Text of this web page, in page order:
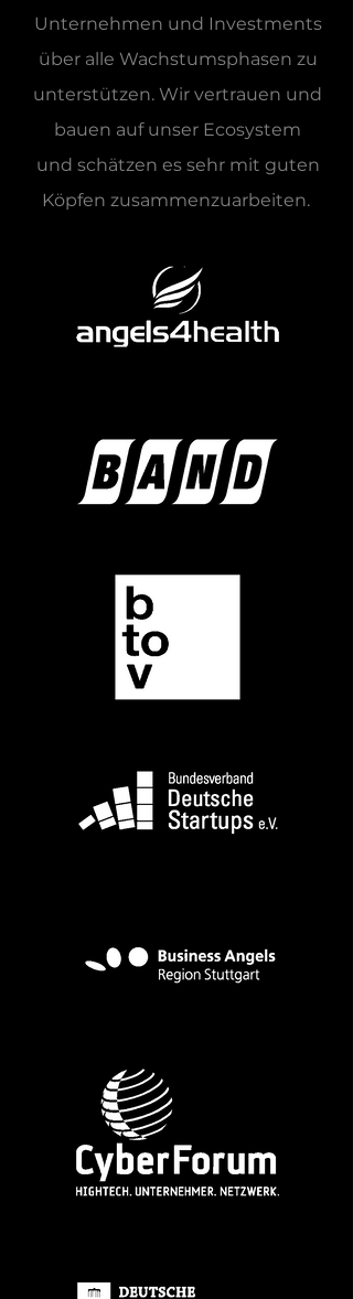
Unternehmen und Investments
über alle Wachstumsphasen zu
unterstützen. Wir vertrauen und
bauen auf unser Ecosystem
und schätzen es sehr mit guten
Köpfen zusammenzuarbeiten.